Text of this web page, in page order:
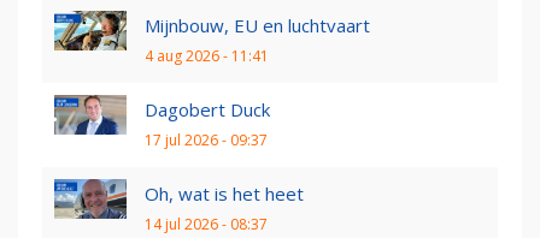
Mijnbouw, EU en luchtvaart
4 aug 2026 - 11:41
Dagobert Duck
17 jul 2026 - 09:37
Oh, wat is het heet
14 jul 2026 - 08:37